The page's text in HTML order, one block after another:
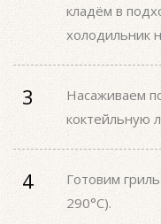
кладём в
холодильник
Насаживаем
коктейльную
Готовим
290°С).